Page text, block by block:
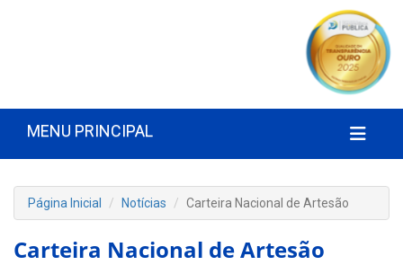
MENU PRINCIPAL
Página Inicial Notícias Carteira Nacional de Artesão
Carteira Nacional de Artesão